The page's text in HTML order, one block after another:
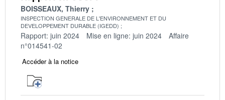
BOISSEAUX, Thierry
INSPECTION GENERALE DE L'ENVIRONNEMENT ET DU
DEVELOPPEMENT DURABLE (IGEDD)
Rapport: juin 2024 Mise en ligne: juin 2024
Affaire
n°014541-02
Accéder à la notice